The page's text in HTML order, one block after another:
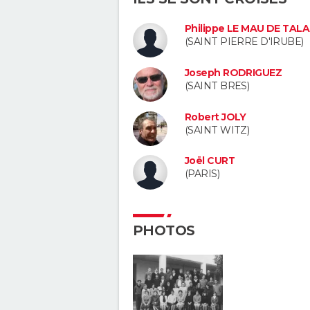
Philippe LE MAU DE
(SAINT PIERRE D'IRUBE)
Joseph RODRIGUEZ
(SAINT BRES)
Robert JOLY
(SAINT WITZ)
Joël CURT
(PARIS)
PHOTOS